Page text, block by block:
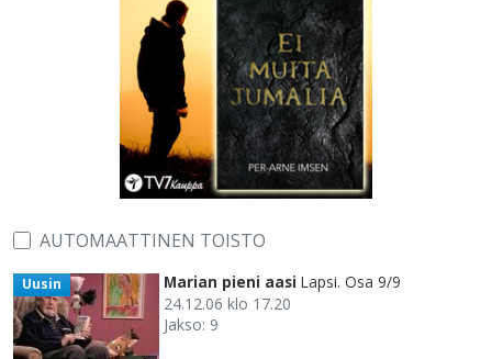
AUTOMAATTINEN TOISTO
Uusin Marian pieni aasi Lapsi. Osa 9/9
24.12.06 klo 17.20
Jakso: 9